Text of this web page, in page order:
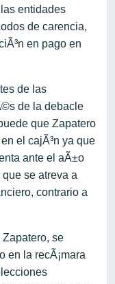
entidades
de carencia,
en pago en
de las
de la debacle
que Zapatero
el cajÃ³n ya que
ante el aÃ±o
se atreva a
contrario a
Zapatero, se
en la recÃ¡mara